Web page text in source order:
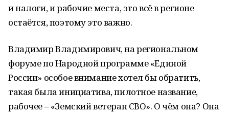
и налоги, и рабочие места, это всё в регионе
остаётся, поэтому это важно.
Владимир Владимирович, на региональном
форуме по Народной программе «Единой
России» особое внимание хотел бы обратить,
такая была инициатива, пилотное название,
рабочее – «Земский ветеран СВО». О чём она? Она